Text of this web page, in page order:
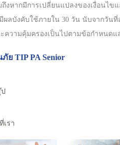
ถึงหากมีการเปลี่ยนแปลงของเงื่อนไ
ผลบังคับใช้ภายใน 30 วัน นับจากวันที่
ความคุ้มครองเป็นไปตามข้อกำหนด
ย TIP PA Senior
เรา